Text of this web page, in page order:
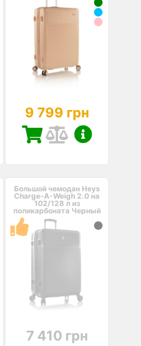
9 799 грн
Большой чемодан Heys
Charge-A-Weigh 2.0 на
102/128 л из
поликарбоната Черный
7 410 грн